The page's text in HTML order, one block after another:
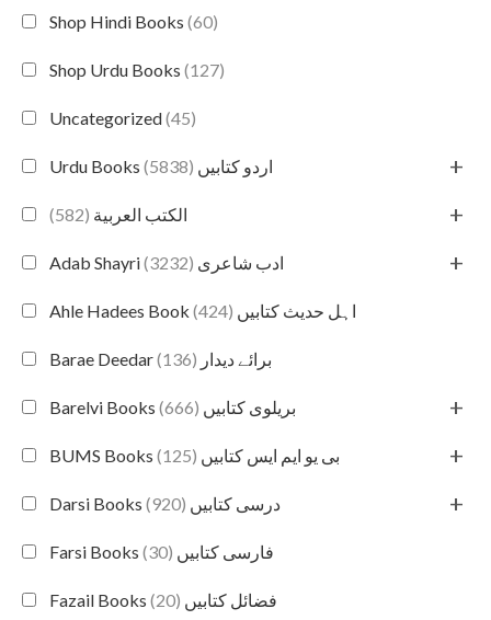
Shop Hindi Books (60)
Shop Urdu Books (127)
Uncategorized(45)
Urdu Books اردو کتابیں (5838) +
الكتب العربية (582) +
Adab Shayri ادب شاعری (3232) +
Ahle Hadees Book اہل حدیث کتابیں (424)
Barae Deedar برائے دیدار (136)
Barelvi Books بریلوی کتابیں (666) +
BUMS Books بی یو ایم ایس کتابیں (125) +
Darsi Books درسی کتابیں (920) +
Farsi Books فارسی کتابیں (30)
Fazail Books فضائل کتابیں (20)